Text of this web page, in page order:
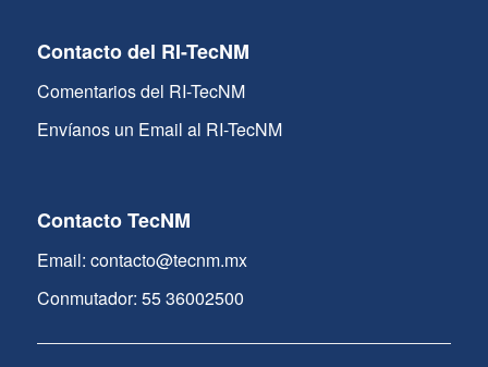
Contacto del RI-TecNM
Comentarios del RI-TecNM
Envíanos un Email al RI-TecNM
Contacto TecNM
Email: contacto@tecnm.mx
Conmutador: 55 36002500